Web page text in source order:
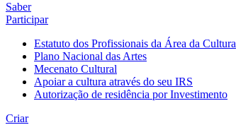
Saber
Participar
Estatuto dos Profissionais da Área da Cultura
Plano Nacional das Artes
Mecenato Cultural
Apoiar a cultura através do seu IRS
Autorização de residência por Investimento
Criar